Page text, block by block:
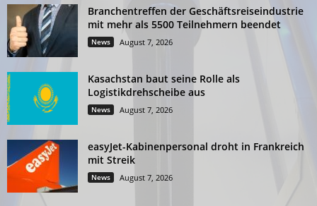
Branchentreffen der Geschäftsreiseindustrie
mit mehr als 5500 Teilnehmern beendet
News August 7, 2026
Kasachstan baut seine Rolle als
Logistikdrehscheibe aus
News August 7, 2026
easyJet-Kabinenpersonal droht in Frankreich
mit Streik
News August 7, 2026